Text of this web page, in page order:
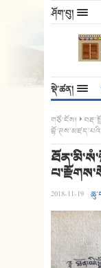
ཤོག་བུ།
སྡེ་ཚན།
གཙོ་ངོས།
2018-11-19 ·